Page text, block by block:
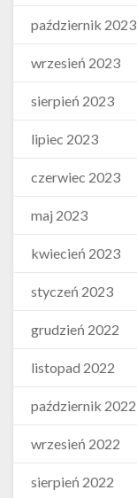
październik 2023
wrzesień 2023
sierpień 2023
lipiec 2023
czerwiec 2023
maj 2023
kwiecień 2023
styczeń 2023
grudzień 2022
listopad 2022
październik 2022
wrzesień 2022
sierpień 2022